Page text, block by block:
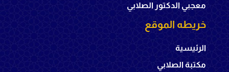
معجبي الدكتور الصلابي
خريطه الموقع
الرئيسية
مكتبة الصلابي